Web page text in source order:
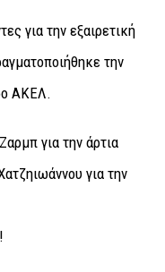
για την εξαιρετική
την
ΑΚΕΛ.
για την άρτια
για την